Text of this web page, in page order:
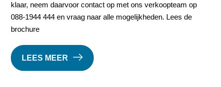
klaar, neem daarvoor contact op met ons verkoopteam op
088-1944 444 en vraag naar alle mogelijkheden. Lees de
brochure
LEES MEER